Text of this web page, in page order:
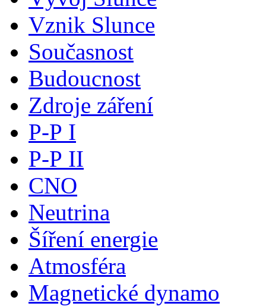
Vznik Slunce
Současnost
Budoucnost
Zdroje záření
P-P I
P-P II
CNO
Neutrina
Šíření energie
Atmosféra
Magnetické dynamo